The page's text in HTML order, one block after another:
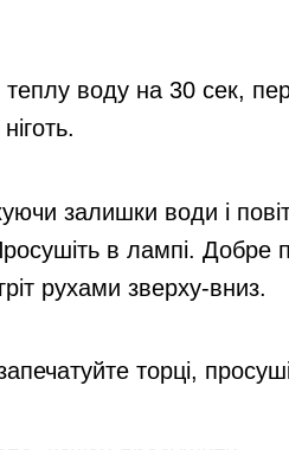
воду на 30 сек,
залишки води і
в лампі. Добре
рухами зверху-вниз.
торці,